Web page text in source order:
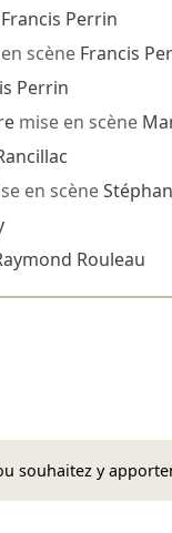
Francis Perrin
scène Francis
Perrin
mise en scène
en scène
Rouleau
souhaitez y